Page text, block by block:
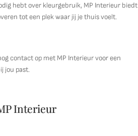
hebt over kleurgebruik, MP Interieur biedt
tot een plek waar jij je thuis voelt.
contact op met MP Interieur voor een
jou past.
Interieur